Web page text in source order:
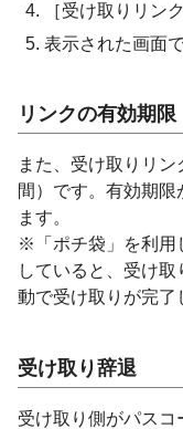
［受け取りリン
表示された画面
リンクの有効期限
また、受け取りリ
間）です。有効期限
ます。
※「ポチ袋」を利用
していると、受け
動で受け取りが完了
受け取り辞退
受け取り側がパス